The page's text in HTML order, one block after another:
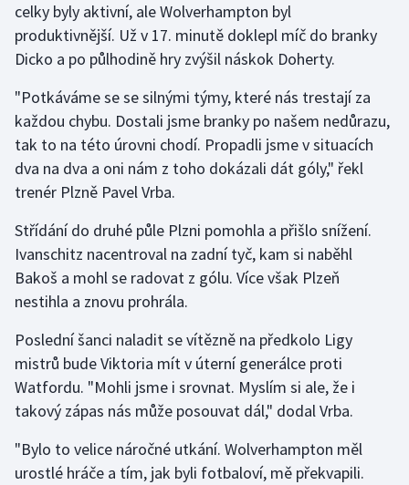
Florbal
Futsal
Golf
Gymnastika
Házená
Jezdectví
Judo
Lezení
Lyže a snowboard
Moderní pětiboj
celky byly aktivní, ale Wolverhampton byl
produktivnější. Už v 17. minutě doklepl míč do branky
Dicko a po půlhodině hry zvýšil náskok Doherty.
"Potkáváme se se silnými týmy, které nás trestají za
každou chybu. Dostali jsme branky po našem nedůrazu,
tak to na této úrovni chodí. Propadli jsme v situacích
dva na dva a oni nám z toho dokázali dát góly," řekl
trenér Plzně Pavel Vrba.
Střídání do druhé půle Plzni pomohla a přišlo snížení.
Ivanschitz nacentroval na zadní tyč, kam si naběhl
Bakoš a mohl se radovat z gólu. Více však Plzeň
nestihla a znovu prohrála.
Poslední šanci naladit se vítězně na předkolo Ligy
mistrů bude Viktoria mít v úterní generálce proti
Watfordu. "Mohli jsme i srovnat. Myslím si ale, že i
takový zápas nás může posouvat dál," dodal Vrba.
"Bylo to velice náročné utkání. Wolverhampton měl
urostlé hráče a tím, jak byli fotbaloví, mě překvapili.